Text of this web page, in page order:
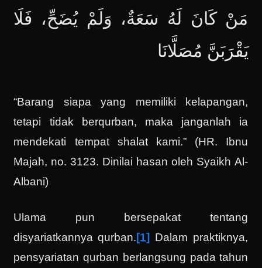
مَنْ كَانَ لَهُ سَعَةٌ، وَلَمْ يُضَحِّ، فَلَا
يَقْرَبَنَّ مُصَلَّانَا
“Barang siapa yang memiliki kelapangan,
tetapi tidak berqurban, maka janganlah ia
mendekati tempat shalat kami.” (HR. Ibnu
Majah, no. 3123. Dinilai hasan oleh Syaikh Al-
Albani)
Ulama pun bersepakat tentang
disyariatkannya qurban.[1]
Dalam praktiknya,
pensyariatan qurban berlangsung pada tahun